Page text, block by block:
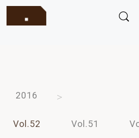
2016
Vol.52 Vol.51